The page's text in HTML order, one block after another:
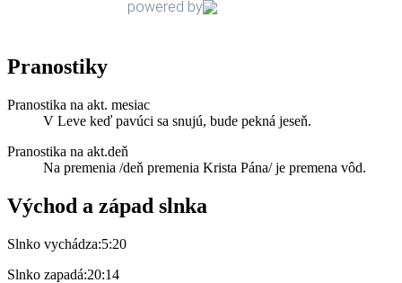
Pranostiky
Pranostika na akt. mesiac
V Leve keď pavúci sa snujú, bude pekná jeseň.
Pranostika na akt.deň
Na premenia /deň premenia Krista Pána/ je premena vôd.
Východ a západ slnka
Slnko vychádza:5:20
Slnko zapadá:20:14